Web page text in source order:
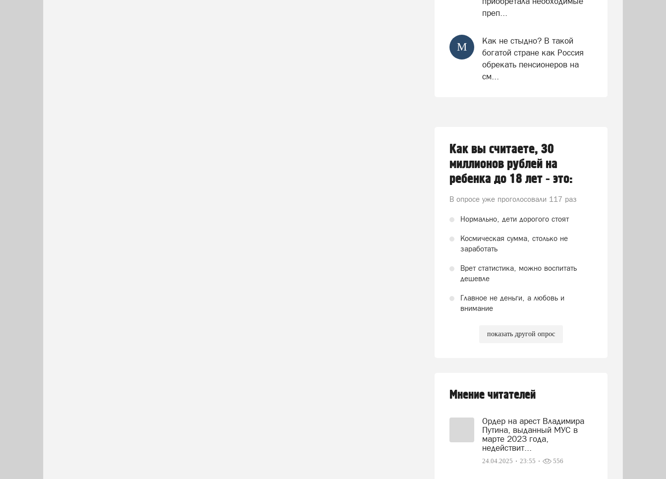
преп...
М
Как не стыдно? В такой
богатой стране как Россия
обрекать пенсионеров на
см...
Как вы считаете, 30
миллионов рублей на
ребенка до 18 лет - это:
В опросе уже проголосовали 117 раз
Нормально, дети дорогого стоят
Космическая сумма, столько не
заработать
Врет статистика, можно воспитать
дешевле
Главное не деньги, а любовь и
внимание
показать другой опрос
Мнение читателей
Ордер на арест Владимира
Путина, выданный МУС в
марте 2023 года,
недействит...
24.04.2025 23:55 556